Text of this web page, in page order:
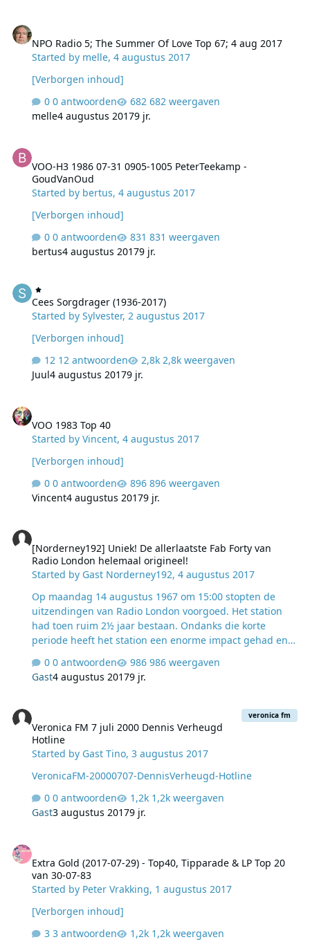
NPO Radio 5; The Summer Of Love Top 67; 4 aug 2017
Started by melle,4 augustus 2017
[Verborgen inhoud]
0 antwoorden
682 weergaven
melle4 augustus 20179 jr.
VOO-H3 1986 07-31 0905-1005 PeterTeekamp -
GoudVanOud
Started by bertus,4 augustus 2017
[Verborgen inhoud]
0 antwoorden
831 weergaven
bertus4 augustus 20179 jr.
Cees Sorgdrager (1936-2017)
Started bySylvester,2 augustus 2017
[Verborgen inhoud]
12 antwoorden
2,8k weergaven
Juul4 augustus 20179 jr.
VOO 1983 Top 40
Started byVincent,4 augustus 2017
[Verborgen inhoud]
0 antwoorden
896 weergaven
Vincent4 augustus 20179 jr.
[Norderney192] Uniek! De allerlaatste Fab Forty van
Radio London helemaal origineel!
Started by Gast Norderney192,4 augustus 2017
​Op maandag 14 augustus 1967 om 15:00 stopten de
uitzendingen van Radio London voorgoed. Het station
had toen ruim 2½ jaar bestaan. Ondanks die korte
periode heeft het station een enorme impact gehad en
dato de fameuze Fab… Top 40 op 192Radio: Tipparade
0 antwoorden
986 weergaven
Gast4 augustus 20179 jr.
Veronica FM 7 juli 2000 Dennis Verheugd
Hotline
Started by Gast Tino,3 augustus 2017
veronica fm
VeronicaFM-20000707-DennisVerheugd-Hotline
0 antwoorden
1,2k weergaven
Gast3 augustus 20179 jr.
Extra Gold (2017-07-29) - Top40, Tipparade & LP Top 20
van 30-07-83
Started by Peter Vrakking, 1 augustus 2017
[Verborgen inhoud]
3 antwoorden
1,2k weergaven